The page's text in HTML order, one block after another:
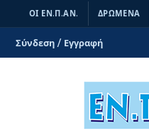
ΟΙ ΕΝ.Π.ΑΝ. ΔΡΩΜΕΝΑ
Σύνδεση / Εγγραφή